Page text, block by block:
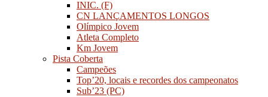
INIC. (F)
CN LANÇAMENTOS LONGOS
Olímpico Jovem
Atleta Completo
Km Jovem
Pista Coberta
Campeões
Top’20, locais e recordes dos campeonatos
Sub’23 (PC)